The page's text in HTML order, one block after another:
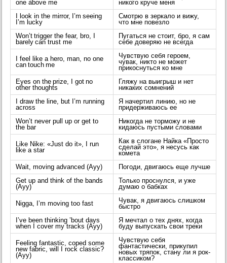
one above me
никого круче меня
I look in the mirror, I’m seeing
I’m lucky
Смотрю в зеркало и вижу,
что мне повезло
Won’t trigger the fear, bro, I
barely can trust me
Пугаться не стоит, бро, я сам
себе доверяю не всегда
I feel like a hero, man, no one
can touch me
Чувствую себя героем,
чувак, никто не может
прикоснуться ко мне
Eyes on the prize, I got no
other thoughts
Гляжу на выигрыш и нет
никаких сомнений
I draw the line, but I’m running
across
Я начертил линию, но не
придерживаюсь ее
Won’t never pull up or get to
the bar
Никогда не торможу и не
кидаюсь пустыми словами
Like Nike: «Just do it», I run
like a star
Как в слогане Найка «Просто
сделай это», я несусь как
комета
Wait, moving advanced (Ayy)
Погоди, двигаюсь еще лучше
Get up and think of the bands
(Ayy)
Только проснулся, и уже
думаю о бабках
Nigga, I’m moving too fast
Чувак, я двигаюсь слишком
быстро
I’ve been thinking ’bout days
when I cover my tracks (Ayy)
Я мечтал о тех днях, когда
буду выпускать свои треки
Feeling fantastic, coped some
new fabric, will I rock classic?
(Ayy)
Чувствую себя
фантастически, прикупил
новых тряпок, стану ли я рок-
классиком?